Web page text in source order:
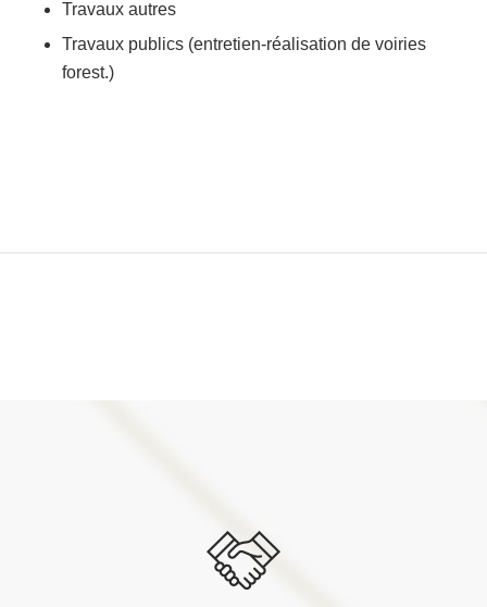
Travaux autres
Travaux publics (entretien-réalisation de voiries
forest.)